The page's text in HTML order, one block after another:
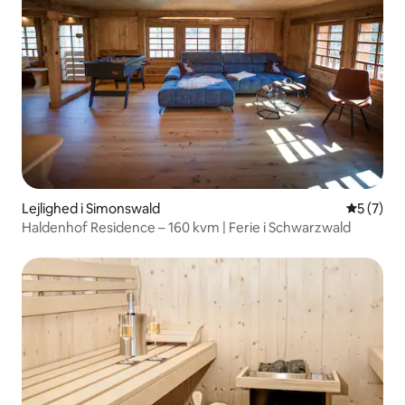
Lejlighed i Simonswald 5 ud af 5
5 (7)
Haldenhof Residence – 160 kvm | Ferie i Schwarzwald